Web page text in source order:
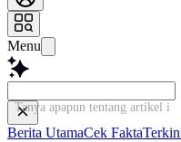
Menu
Tanya apapun tentang artikel
Berita UtamaCek Fakta